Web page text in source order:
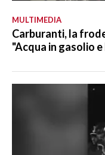
MULTIMEDIA
Carburanti, la
"Acqua in gasolio